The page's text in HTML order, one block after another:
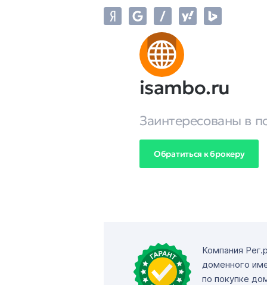
isambo.ru
Заинтересованы в
Обратиться к брокеру
Компания
доменного
по покупке